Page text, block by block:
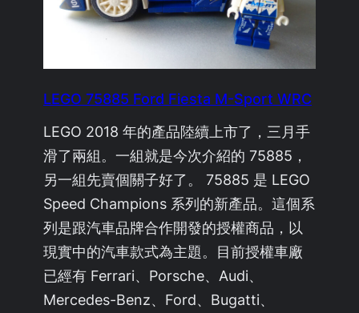
LEGO 75885 Ford Fiesta M-Sport WRC
LEGO 2018 年的產品陸續上市了，三月手
滑了兩組。一組就是今次介紹的 75885，
另一組先賣個關子好了。 75885 是 LEGO
Speed Champions 系列的新產品。這個系
列是跟汽車品牌合作開發的授權商品，以
現實中的汽車款式為主題。目前授權車廠
已經有 Ferrari、Porsche、Audi、
Mercedes-Benz、Ford、Bugatti、